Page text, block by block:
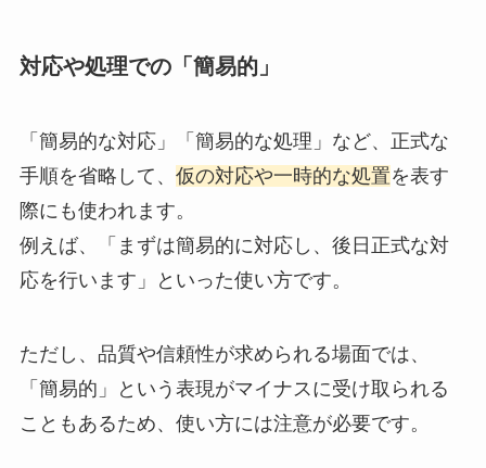
対応や処理での「簡易的」
「簡易的な対応」「簡易的な処理」など、正式な
手順を省略して、 仮の対応や一時的な処置を表す
際にも使われます。
例えば、「まずは簡易的に対応し、後日正式な対
応を行います」といった使い方です。
ただし、品質や信頼性が求められる場面では、
「簡易的」という表現がマイナスに受け取られる
こともあるため、使い方には注意が必要です。